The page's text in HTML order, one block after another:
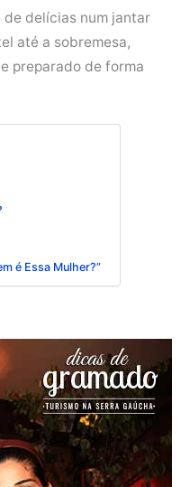
de delícias num jantar
até a sobremesa,
preparado de forma
é Essa Mulher?”